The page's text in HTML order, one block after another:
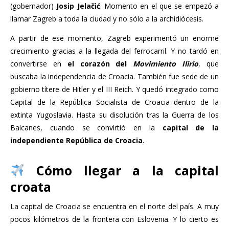
(gobernador) Josip Jelačić. Momento en el que se empezó a
llamar Zagreb a toda la ciudad y no sólo a la archidiócesis.
A partir de ese momento, Zagreb experimentó un enorme
crecimiento gracias a la llegada del ferrocarril. Y no tardó en
convertirse en el corazón del Movimiento Ilirio, que
buscaba la independencia de Croacia. También fue sede de un
gobierno títere de Hitler y el III Reich. Y quedó integrado como
Capital de la República Socialista de Croacia dentro de la
extinta Yugoslavia. Hasta su disolución tras la Guerra de los
Balcanes, cuando se convirtió en la capital de la
independiente República de Croacia.
Cómo llegar a la capital
croata
La capital de Croacia se encuentra en el norte del país. A muy
pocos kilómetros de la frontera con Eslovenia. Y lo cierto es